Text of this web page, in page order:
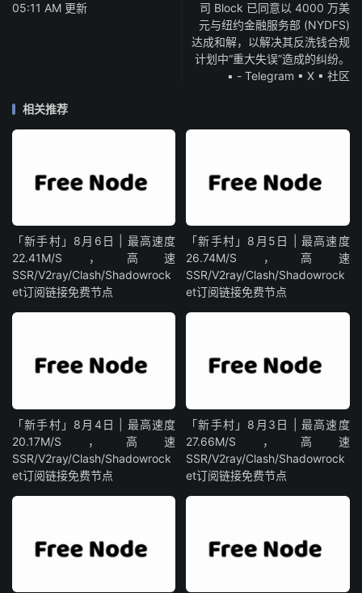
05:11 AM 更新
司 Block 已同意以 4000 万美
元与纽约金融服务部 (NYDFS)
达成和解，以解决其反洗钱合规
计划中“重大失误”造成的纠纷。
▪ - Telegram ▪ X ▪ 社区
相关推荐
「新手村」8月6日 | 最高速度
22.41M/S，高速
SSR/V2ray/Clash/Shadowrock
et订阅链接免费节点
「新手村」8月5日 | 最高速度
26.74M/S，高速
SSR/V2ray/Clash/Shadowrock
et订阅链接免费节点
「新手村」8月4日 | 最高速度
20.17M/S，高速
SSR/V2ray/Clash/Shadowrock
et订阅链接免费节点
「新手村」8月3日 | 最高速度
27.66M/S，高速
SSR/V2ray/Clash/Shadowrock
et订阅链接免费节点